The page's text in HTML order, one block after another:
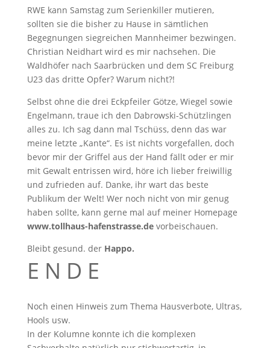
RWE kann Samstag zum Serienkiller mutieren,
sollten sie die bisher zu Hause in sämtlichen
Begegnungen siegreichen Mannheimer bezwingen.
Christian Neidhart wird es mir nachsehen. Die
Waldhöfer nach Saarbrücken und dem SC Freiburg
U23 das dritte Opfer? Warum nicht?!
Selbst ohne die drei Eckpfeiler Götze, Wiegel sowie
Engelmann, traue ich den Dabrowski-Schützlingen
alles zu. Ich sag dann mal Tschüss, denn das war
meine letzte „Kante“. Es ist nichts vorgefallen, doch
bevor mir der Griffel aus der Hand fällt oder er mir
mit Gewalt entrissen wird, höre ich lieber freiwillig
und zufrieden auf. Danke, ihr wart das beste
Publikum der Welt! Wer noch nicht von mir genug
haben sollte, kann gerne mal auf meiner Homepage
www.tollhaus-hafenstrasse.devorbeischauen.
Bleibt gesund. der Happo.
E N D E
Noch einen Hinweis zum Thema Hausverbote, Ultras,
Hools usw.
In der Kolumne konnte ich die komplexen